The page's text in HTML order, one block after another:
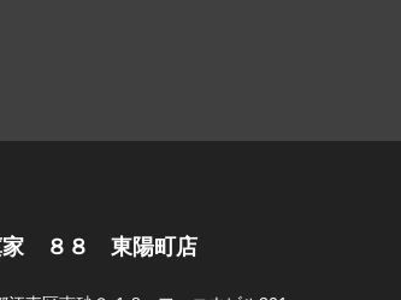
家 ８８ 東陽町店